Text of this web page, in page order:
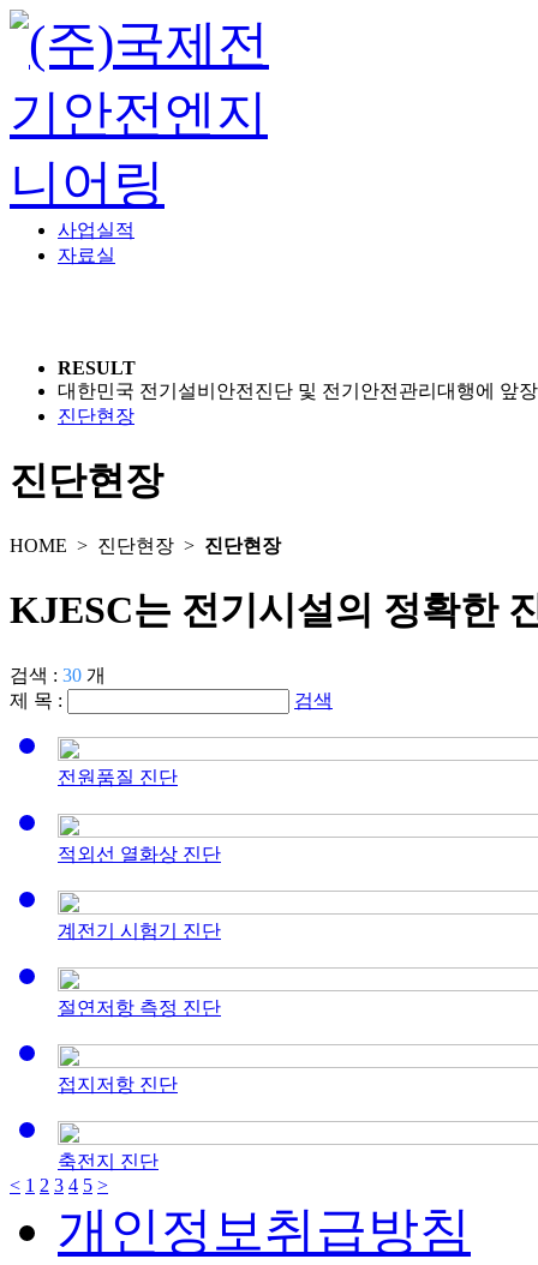
사업실적
자료실
RESULT
대한민국 전기설비안전진단 및 전기안전관리대행에 앞
진단현장
진단현장
HOME > 진단현장 > 진단현장
KJESC는 전기시설의 정확한
검색 : 30 개
제 목 :
검색
전원품질 진단
적외선 열화상 진단
계전기 시험기 진단
절연저항 측정 진단
접지저항 진단
축전지 진단
< 1 2 3 4 5 >
개인정보취급방침